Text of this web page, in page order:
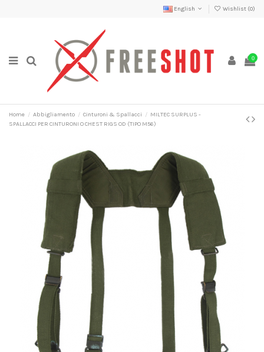
English Wishlist (0)
0
Home Abbigliamento Cinturoni & Spallacci
MILTEC SURPLUS -
SPALLACCI PER CINTURONI O CHEST RIGS OD (TIPO M56)